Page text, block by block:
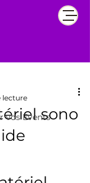
vos Eventssono
lecture